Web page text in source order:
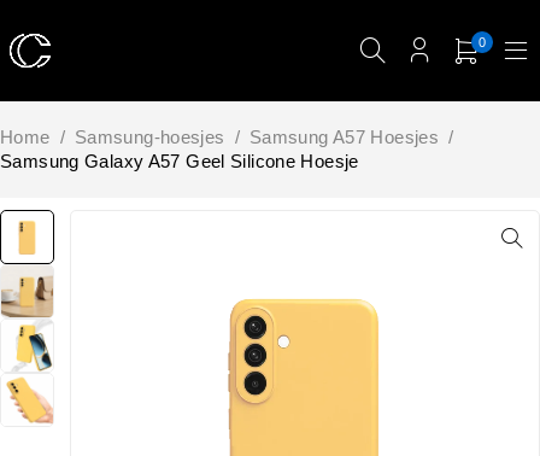
0
Home / Samsung-hoesjes / Samsung A57 Hoesjes /
Samsung Galaxy A57 Geel Silicone Hoesje